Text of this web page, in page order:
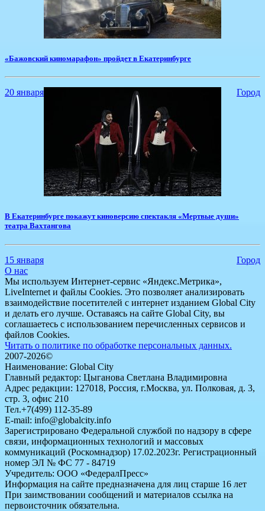
​«Бажовский киномарафон» пройдет в Екатеринбурге
20 января Город
​В Екатеринбурге покажут киноверсию спектакля «Мертвые души»
театра Вахтангова
15 января
Город
О нас
Мы используем Интернет-сервис «Яндекс.Метрика»,
LiveInternet и файлы Cookies. Это позволяет анализировать
взаимодействие посетителей с интернет изданием Global City
и делать его лучше. Оставаясь на сайте Global City, вы
соглашаетесь с использованием перечисленных сервисов и
файлов Cookies.
Читать о политике по обработке персональных данных.
2007-2026©
Наименование: Global City
Главный редактор: Цыганова Светлана Владимировна
Адрес редакции: 127018, Россия, г.Москва, ул. Полковая, д. 3,
стр. 3, офис 210
Тел.+7(499) 112-35-89
E-mail: info@globalcity.info
Зарегистрировано Федеральной службой по надзору в сфере
связи, информационных технологий и массовых
коммуникаций (Роскомнадзор) 17.02.2023г. Регистрационный
номер ЭЛ № ФС 77 - 84719
Учредитель: ООО «ФедералПресс»
Информация на сайте предназначена для лиц старше 16 лет
При заимствовании сообщений и материалов ссылка на
первоисточник обязательна.